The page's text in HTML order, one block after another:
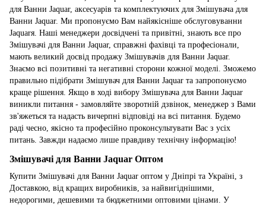
для Ванни Jaquar, аксесуарів та комплектуючих для Змішувача для
Ванни Jaquar. Ми пропонуємо Вам найякісніше обслуговуванни
Jaquarя. Наші менеджери досвідчені та привітні, знають все про
Змішувачі для Ванни Jaquar, справжні фахівці та професіонали,
мають великий досвід продажу Змішувачів для Ванни Jaquar.
Знаємо всі позитивні та негативні сторони кожної моделі. Зможемо
правильно підібрати Змішувач для Ванни Jaquar та запропонуємо
краще рішення. Якщо в ході вибору Змішувача для Ванни Jaquar
виникли питання - замовляйте зворотній дзвінок, менеджер з Вами
зв'яжеться та надасть вичерпні відповіді на всі питання. Будемо
раді чесно, якісно та професійно проконсультувати Вас з усіх
питань. Завжди надаємо лише правдиву технічну інформацію!
Змішувачі для Ванни Jaquar Оптом
Купити Змішувачі для Ванни Jaquar оптом у Дніпрі та Україні, з
Доставкою, від кращих виробників, за найвигіднішими,
недорогими, дешевими та бюджетними оптовими цінами. У